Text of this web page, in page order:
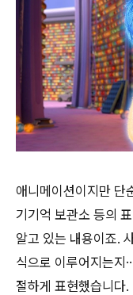
애니메이션이지만 단
기기억 보관소 등의
알고 있는 내용이죠.
식으로 이루어지는지
절하게 표현했습니다